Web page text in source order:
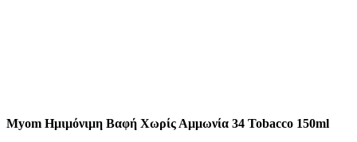
Myom Ημιμόνιμη Βαφή Χωρίς Αμμωνία 34 Tobacco 150ml